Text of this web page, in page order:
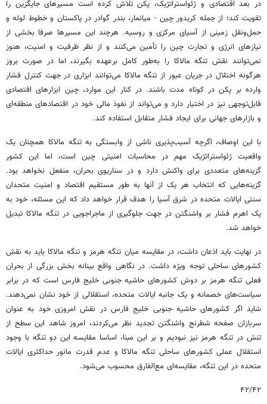
در بعد اقتصادی و ژئواستراتژیک، پکن تلاش کرده است مسیرهای جایگزین را
تقویت کند؛ از جمله کریدور چین - میانمار، بندر گوادر در پاکستان و خطوط لوله و
حمل‌ونقل زمینی از آسیای مرکزی و روسیه. هرچند این مسیرها صرفا بخشی از
نیازهای انرژی و تجارت چین را تأمین می‌کنند و از نظر ظرفیت و امنیت، هنوز
نمی‌توانند نقش تنگه مالاکا را به‌طور کامل برعهده بگیرند، اما در صورت بروز
هرگونه اختلال در جریان عبور از تنگه مالاکا می‌توانند ابزاری در جهت کنترل فشار
وارده بر پکن در کوتاه مدت باشند. در کنار این موارد، چین ابزارهای اقتصادی
قابل‌توجهی نیز در اختیار دارد و می‌تواند از نفوذ مالی خود در اقتصادهای منطقه‌ای
و بازارهای جهانی برای ایجاد فشار متقابل استفاده کند.
با این اوصاف، اگرچه آسیب‌پذیری ناشی از وابستگی به تنگه مالاکا همچنان یک
واقعیت ژئواستراتژیک مهم در محاسبات امنیتی چین است، اما این کشور
گزینه‌های متعددی برای واکنش دارد و در سناریوی بحران، منفعل نخواهد بود.
گزینه‌هایی که انتخاب هر یک از آنها به طور مستقیم اقتصاد و امنیت متحدان
سنتی ایالات متحده در شرق آسیا را هدف قرار خواهد داد که این مسئله، خود به
یک اهرم فشار بر واشنگتن در جهت جلوگیری از ماجراجویی در تنگه مالاکا تبدیل
خواهد شد.
در نهایت باید اذعان داشت، در مقایسه میان تنگه هرمز و تنگه مالاکا باید به نقش
کشورهای ساحلی توجه ویژه داشت. در نگاهی واقع بینانه بخش بزرگی از بحران
فعلی تنگه هرمز بر دوش کشورهای حاشیه جنوبی خلیج فارس است که در برابر
سیاست‌های خصمانه و یک جانبه ایالات متحده، استقلالی از خود نشان نمی‌دهند.
شاید اگر کشورهای حاشیه جنوبی خلیج فارس در نقش امروزی خود به عنوان
سربازان صفحه شطرنج واشنگتن تجدید نظر می‌کردند، امروز شاهد این سطح از
تنش در تنگه هرمز نیز نبودیم و بر این مبنا، اساسا مقایسه این دو تنگه با وجود
استقلال عملی کشورهای ساحلی تنگه مالاکا و عدم قدرت مانور حداکثری ایالات
متحده در این تنگه، مقایسه‌ای مع‌الفارق محسوب می‌شود.
۴۲/۴۲